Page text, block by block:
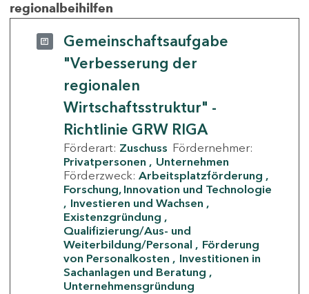
regionalbeihilfen
Gemeinschaftsaufgabe
"Verbesserung der
regionalen
Wirtschaftsstruktur" -
Richtlinie GRW RIGA
Förderart: Zuschuss Fördernehmer:
Privatpersonen
Unternehmen
Förderzweck: Arbeitsplatzförderung
Forschung, Innovation und Technologie
Investieren und Wachsen
Existenzgründung
Qualifizierung/Aus- und
Weiterbildung/Personal
Förderung
von Personalkosten
Investitionen in
Sachanlagen und Beratung
Unternehmensgründung